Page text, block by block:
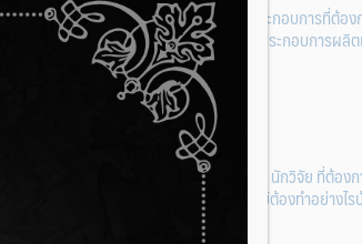
การเตรียมเอกสารผู้ประกอบการที่ต้อ
คำขอจดทะเบียนสถานประกอบการผลิ
มือแพทย์ (รายใหม่)
22 กรกฎาคม 2026
ผู้ประกอบการผลิต และ นักวิจัย ที่ต้อง
ทะเบียนเครื่องมือแพทย์ต้องทำอย่างไร
22 กรกฎาคม 2026